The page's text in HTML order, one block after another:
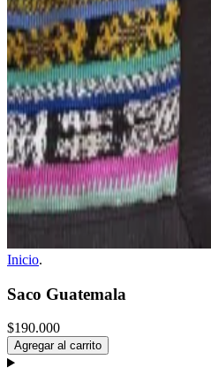
Inicio.
Saco Guatemala
$190.000
Agregar al carrito